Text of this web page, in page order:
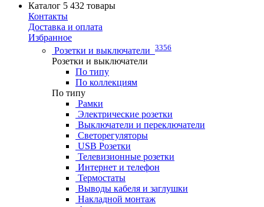
Каталог 5 432 товары
Контакты
Доставка и оплата
Избранное
Розетки и выключатели 3356
Розетки и выключатели
По типу
По коллекциям
По типу
Рамки
Электрические розетки
Выключатели и переключатели
Светорегуляторы
USB Розетки
Телевизионные розетки
Интернет и телефон
Термостаты
Выводы кабеля и заглушки
Накладной монтаж